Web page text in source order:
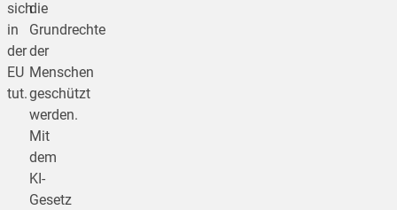
sich
in
der
EU
tut.
die
Grundrechte
der
Menschen
geschützt
werden.
Mit
dem
KI-
Gesetz